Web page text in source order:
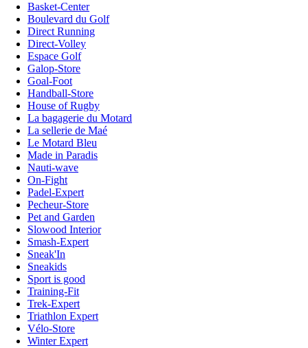
Basket-Center
Boulevard du Golf
Direct Running
Direct-Volley
Espace Golf
Galop-Store
Goal-Foot
Handball-Store
House of Rugby
La bagagerie du Motard
La sellerie de Maé
Le Motard Bleu
Made in Paradis
Nauti-wave
On-Fight
Padel-Expert
Pecheur-Store
Pet and Garden
Slowood Interior
Smash-Expert
Sneak'In
Sneakids
Sport is good
Training-Fit
Trek-Expert
Triathlon Expert
Vélo-Store
Winter Expert